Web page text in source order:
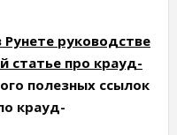
руководстве
статье про крауд-
полезных ссылок
крауд-